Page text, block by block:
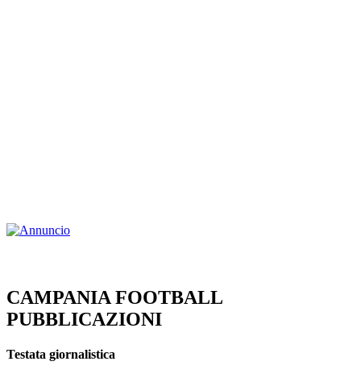
CAMPANIA FOOTBALL
PUBBLICAZIONI
Testata giornalistica